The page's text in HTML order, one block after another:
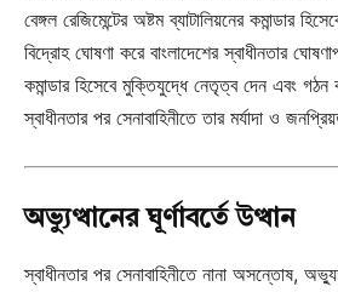
বেঙ্গল রেজিমেন্টের অষ্টম ব্যাটালিয়নের কমান্ডার
বিদ্রোহ ঘোষণা করে বাংলাদেশের স্বাধীনতার
কমান্ডার হিসেবে মুক্তিযুদ্ধে নেতৃত্ব দেন এবং গঠন
স্বাধীনতার পর সেনাবাহিনীতে তার মর্যাদা ও
অভ্যুত্থানের ঘূর্ণাবর্তে উত্থান
স্বাধীনতার পর সেনাবাহিনীতে নানা অসন্তোষ,